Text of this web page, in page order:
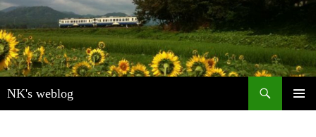
NK's weblog
索